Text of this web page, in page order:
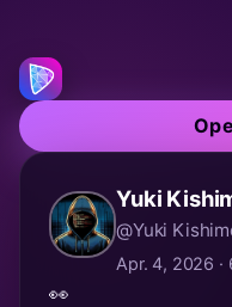
Yuki
@Yuki
Apr. 4, 2026 ·
👀